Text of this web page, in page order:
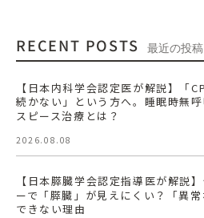
RECENT POSTS 最近の投稿
【日本内科学会認定医が解説】「
続かない」という方へ。睡眠時無
スピース治療とは？
2026.08.08
【日本膵臓学会認定指導医が解説
ーで「膵臓」が見えにくい？「異
できない理由